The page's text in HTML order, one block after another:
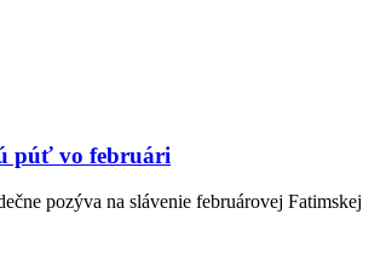
púť vo februári
pozýva na slávenie februárovej Fatimskej